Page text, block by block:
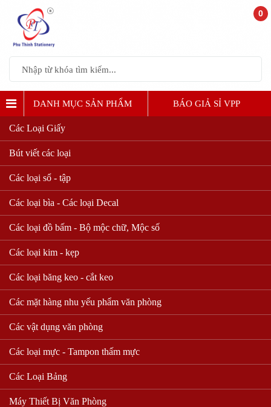
DANH MỤC SẢN PHẨM BÁO GIẢ SỈ VPP
Các Loại Giấy
Bút viết các loại
Các loại sổ - tập
Các loại bìa - Các loại Decal
Các loại đồ bấm - Bộ mộc chữ, Mộc số
Các loại kim - kẹp
Các loại băng keo - cắt keo
Các mặt hàng nhu yếu phẩm văn phòng
Các vật dụng văn phòng
Các loại mực - Tampon thấm mực
Các Loại Bảng
Máy Thiết Bị Văn Phòng
0